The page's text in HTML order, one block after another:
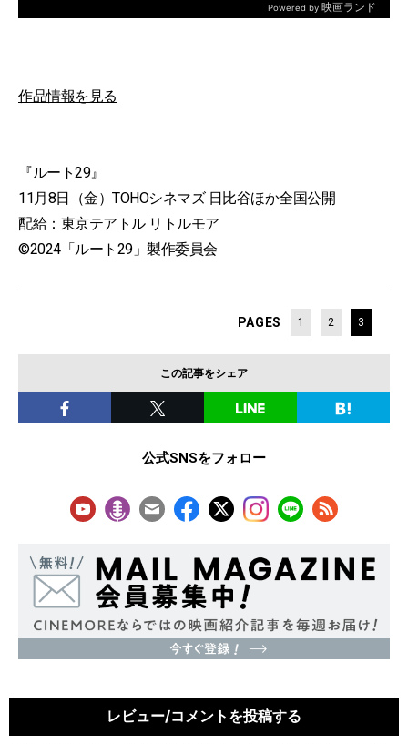
作品情報を見る
『ルート29』
11月8日（金）TOHOシネマズ 日比谷ほか全国公開
配給：東京テアトル リトルモア
©2024「ルート29」製作委員会
PAGES 1 2 3
この記事をシェア
公式SNSをフォロー
レビュー/コメントを投稿する